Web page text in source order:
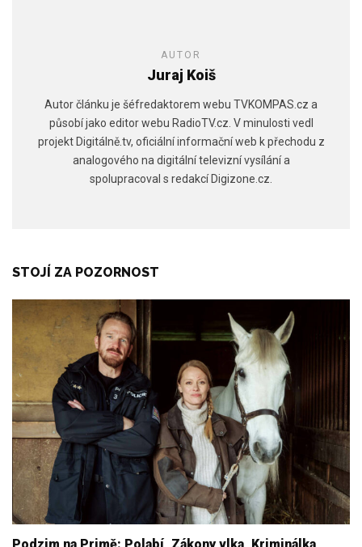
AUTOR
Juraj Koiš
Autor článku je šéfredaktorem webu TVKOMPAS.cz a
působí jako editor webu RadioTV.cz. V minulosti vedl
projekt Digitálně.tv, oficiální informační web k přechodu z
analogového na digitální televizní vysílání a
spolupracoval s redakcí Digizone.cz.
STOJÍ ZA POZORNOST